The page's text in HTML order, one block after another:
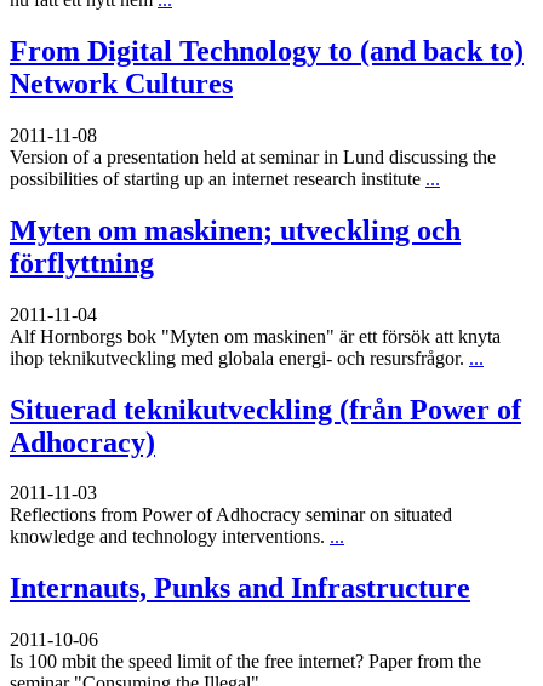
From Digital Technology to (and back to)
Network Cultures
2011-11-08
Version of a presentation held at seminar in Lund discussing the
possibilities of starting up an internet research institute ...
Myten om maskinen; utveckling och
förflyttning
2011-11-04
Alf Hornborgs bok "Myten om maskinen" är ett försök att knyta
ihop teknikutveckling med globala energi- och resursfrågor. ...
Situerad teknikutveckling (från Power of
Adhocracy)
2011-11-03
Reflections from Power of Adhocracy seminar on situated
knowledge and technology interventions. ...
Internauts, Punks and Infrastructure
2011-10-06
Is 100 mbit the speed limit of the free internet? Paper from the